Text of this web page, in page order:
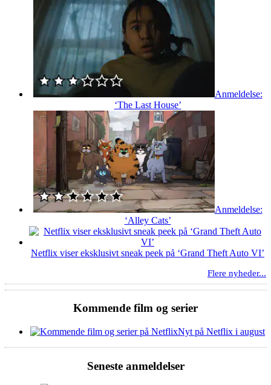
Anmeldelse:
‘The Last House’
Anmeldelse:
‘Alley Cats’
Netflix viser eksklusivt sneak peek på ‘Grand Theft Auto VI’
Flere nyheder...
Kommende film og serier
Nyt på Netflix i august
Seneste anmeldelser